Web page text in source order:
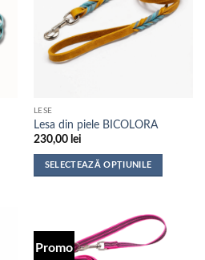
LESE
Lesa din piele BICOLORA
230,00 lei
SELECTEAZĂ OPȚIUNILE
mai
multe
Promo